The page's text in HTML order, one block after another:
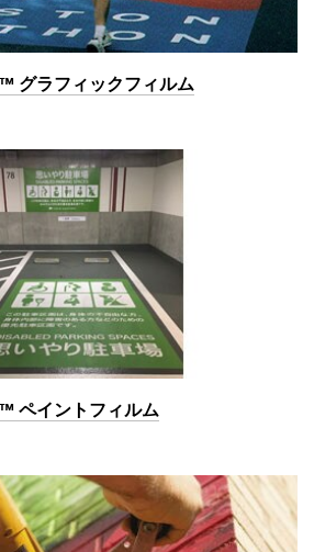
グラフィックフィルム
ペイントフィルム